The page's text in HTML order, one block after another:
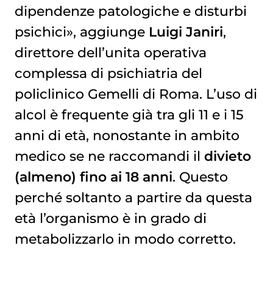
dipendenze patologiche e disturbi
psichici», aggiunge Luigi Janiri,
direttore dell’unita operativa
complessa di psichiatria del
policlinico Gemelli di Roma. L’uso di
alcol è frequente già tra gli 11 e i 15
anni di età, nonostante in ambito
medico se ne raccomandi il divieto
(almeno) fino ai 18 anni. Questo
perché soltanto a partire da questa
età l’organismo è in grado di
metabolizzarlo in modo corretto.